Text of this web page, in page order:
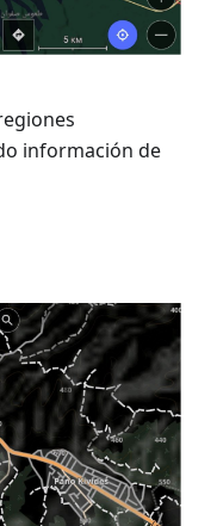
información de